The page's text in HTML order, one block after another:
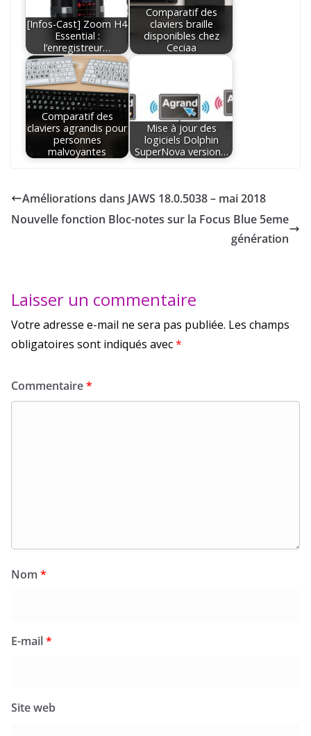
[Infos-Cast] Zoom H4
Essential :
l’enregistreur…
Comparatif des
claviers braille
disponibles chez
Ceciaa
Comparatif des
claviers agrandis pour
personnes
malvoyantes
Mise à jour des
logiciels Dolphin
SuperNova version…
Améliorations dans JAWS 18.0.5038 – mai 2018
Nouvelle fonction Bloc-notes sur la Focus Blue 5eme
génération
Laisser un commentaire
Votre adresse e-mail ne sera pas publiée. Les champs
obligatoires sont indiqués avec*
Commentaire*
Nom *
E-mail*
Site web